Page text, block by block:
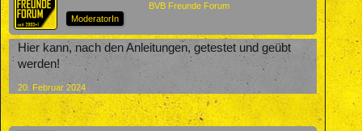
BVB Freunde Forum
ModeratorIn
Hier kann, nach den Anleitungen, getestet und geübt
werden!
20. Februar 2024